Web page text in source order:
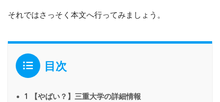
それではさっそく本文へ行ってみましょう。
目次
1 【やばい？】三重大学の詳細情報